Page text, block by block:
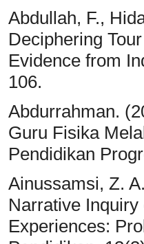
Abdullah, F.,
Deciphering
Evidence from
106.
Abdurrahman.
Guru Fisika
Pendidikan
Ainussamsi, Z.
Narrative
Experiences: